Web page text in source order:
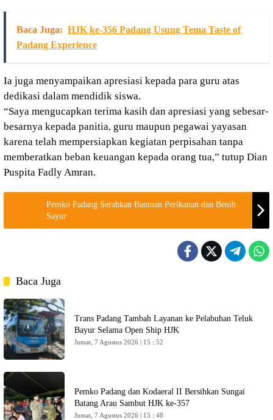
Baca Juga: HJK ke-356 Padang Usung Tema Taste of
Padang Experience
Ia juga menyampaikan apresiasi kepada para guru atas
dedikasi dalam mendidik siswa.
“Saya mengucapkan terima kasih dan apresiasi yang sebesar-
besarnya kepada panitia, guru maupun pegawai yayasan
karena telah mempersiapkan kegiatan perpisahan tanpa
memberatkan beban keuangan kepada orang tua,” tutup Dian
Puspita Fadly Amran.
Pemko Padang Serahkan Bantuan Perikanan dan Benih
Sayur
Baca Juga
Trans Padang Tambah Layanan ke Pelabuhan Teluk
Bayur Selama Open Ship HJK
Jumat, 7 Agustus 2026 | 15 : 52
Pemko Padang dan Kodaeral II Bersihkan Sungai
Batang Arau Sambut HJK ke-357
Jumat, 7 Agustus 2026 | 15 : 48